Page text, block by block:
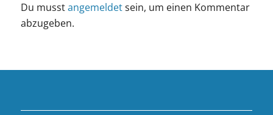
Du musstangemeldetsein, um einen Kommentar
abzugeben.